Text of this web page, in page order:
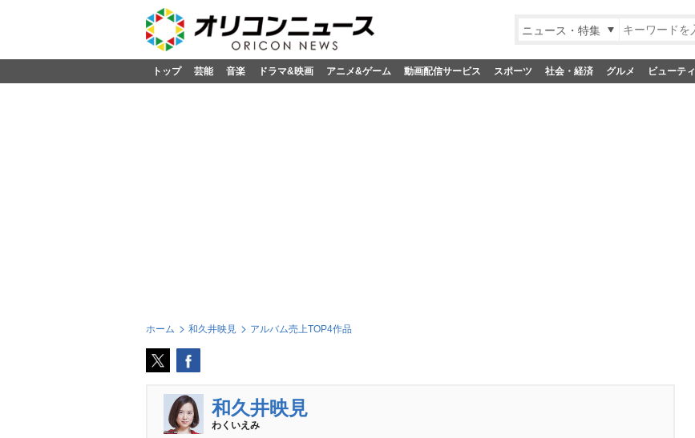
ニュース・特集
トップ 芸能 音楽 ドラマ&映画 アニメ&ゲーム 動画配信サービス スポーツ 社会・経済 グルメ ビューティ
ホーム 和久井映見 アルバム売上TOP4作品
和久井映見
わくいえみ